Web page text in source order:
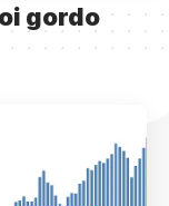
gordo